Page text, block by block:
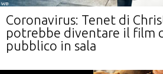
WB
Coronavirus: Tenet di
potrebbe diventare il film
pubblico in sala